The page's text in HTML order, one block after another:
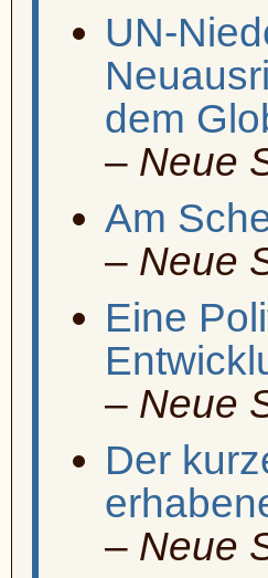
UN-
dem
– Neue
Am
– Neue
Eine
– Neue
Der
– Neue